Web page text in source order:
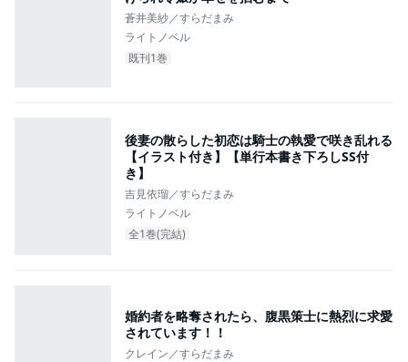
蒼井美紗／すらだまみ
ライトノベル
既刊1巻
後妻の散らした初恋は騎士の執愛で咲き乱れる
【イラスト付き】【単行本書き下ろしSS付
き】
吉見依瑠／すらだまみ
ライトノベル
全1巻(完結)
婚約者を略奪されたら、腹黒策士に熱烈に求愛
されています！！
クレイン／すらだまみ